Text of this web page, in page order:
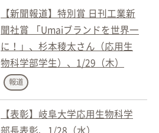
【新聞報道】特別賞 日刊工業新
聞社賞 「Umaiブランドを世界一
に！」、杉本稜太さん（応用生
物科学部学生）、1/29（木）
報道
【表彰】岐阜大学応用生物科学